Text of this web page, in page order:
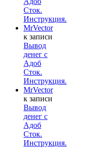
Сток.
Инструкция.
MrVector
к записи
Вывод
денег с
Адоб
Сток.
Инструкция.
MrVector
к записи
Вывод
денег с
Адоб
Сток.
Инструкция.